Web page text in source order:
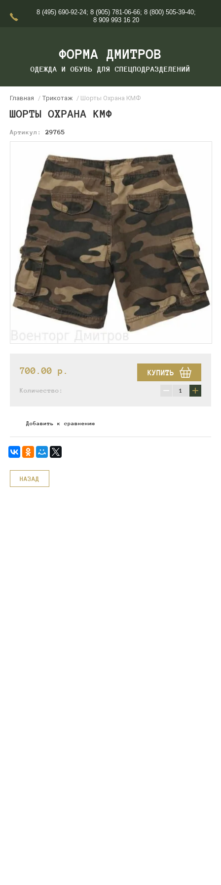
8 (495) 690-92-24; 8 (905) 781-06-66; 8 (800) 505-39-40;
8 909 993 16 20
ФОРМА ДМИТРОВ
ОДЕЖДА И ОБУВЬ ДЛЯ СПЕЦПОДРАЗДЕЛЕНИЙ
Главная / Трикотаж / Шорты Охрана КМФ
ШОРТЫ ОХРАНА КМФ
Артикул: 29765
700.00 p. КУПИТЬ
Количество: − +
Добавить к сравнению
НАЗАД